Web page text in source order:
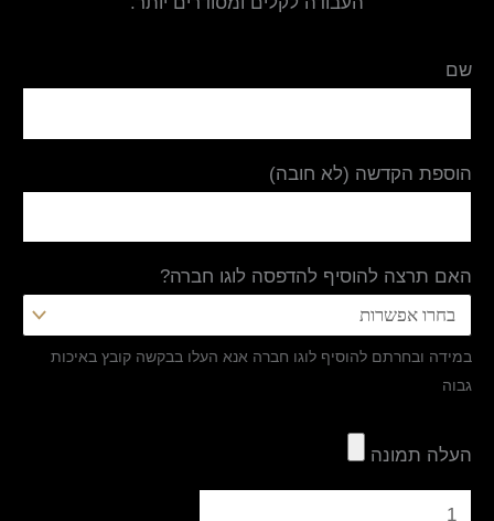
שם
הוספת הקדשה (לא חובה)
האם תרצה להוסיף להדפסה לוגו חברה?
במידה ובחרתם להוסיף לוגו חברה אנא העלו בבקשה קובץ באיכות
גבוה
העלה תמונה